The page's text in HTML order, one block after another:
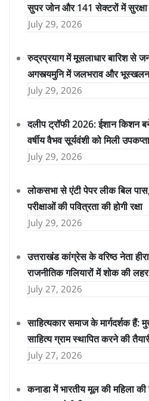
सुपर जोन और 141 सेक्टरों में सुरक्षा
July 29, 2026
रुद्रप्रयाग में मूसलाधार बारिश से
अगस्त्यमुनि में जलभराव और
July 29, 2026
दलीप ट्रॉफी 2026: ईशान किशन
वर्षीय वैभव सूर्यवंशी को मिली
July 29, 2026
लोकसभा से एंटी पेपर लीक बिल पास,
परीक्षाओं की पवित्रता की होगी रक्षा
July 29, 2026
उत्तराखंड कांग्रेस के वरिष्ठ नेता
राजनीतिक गलियारों में शोक की लहर
July 27, 2026
साहित्यकार समाज के मार्गदर्शक हैं:
साहित्य ग्राम स्थापित करने की
July 27, 2026
कनाडा में भारतीय मूल की महिला की